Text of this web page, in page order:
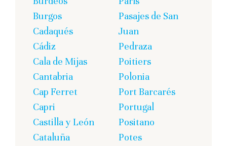
Burgos
Cadaqués
Cádiz
Cala de Mijas
Cantabria
Cap Ferret
Capri
Castilla y León
Cataluña
Pasajes de San
Juan
Pedraza
Poitiers
Polonia
Port Barcarés
Portugal
Positano
Potes